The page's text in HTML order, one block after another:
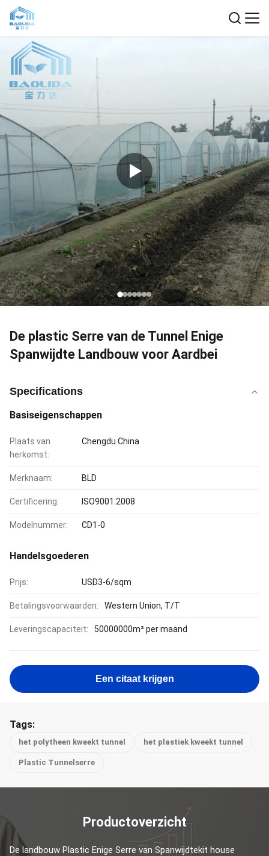
De plastic Serre van de Tunnel Enige
Spanwijdte Landbouw voor Aardbei
Specifications
Basiseigenschappen
Plaats van
herkomst:
Chengdu China
Merknaam: BLD
Certificering: ISO9001:2008
Modelnummer: CD1-0
Handelsgoederen
Prijs: USD3-6/sqm
Betalingsvoorwaarden: Western Union, T/T
Leveringscapaciteit: 50000000m² per maand
Een citaat krijgen
Tags:
het polytheen kweekt tunnel het plastiek kweekt tunnel
Plastic Tunnelserre
Productoverzicht
De landbouw Plastic Enige Serre van Spanwijdtekit house